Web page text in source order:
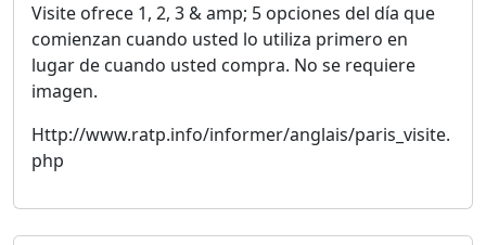
Visite ofrece 1, 2, 3 & amp; 5 opciones del día que
comienzan cuando usted lo utiliza primero en
lugar de cuando usted compra. No se requiere
imagen.
Http://www.ratp.info/informer/anglais/paris_visite.
php